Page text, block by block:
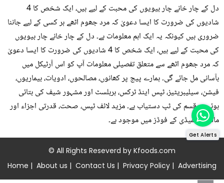
دل کے چار خانے چار بیویوں کی محبت کے لیے ہیں، ایک شخص کا 4
شادیوں کی ضرورت کا ایسا دعویٰ کہ مرد جھوم اٹھے ہر کسی کے لیے جاننا
ضروری ہیں کیونکہ یہ ایک اہم معلومات ہے۔ دل کے چار خانے چار بیویوں
کی محبت کے لیے ہیں، ایک شخص کا 4 شادیوں کی ضرورت کا ایسا دعویٰ
کہ مرد جھوم اٹھے سے متعلق تفصیلی معلومات آپ کو اس آرٹیکل میں
بآسانی مل جائے گی۔ ہمارے پیج پر کھانوں، مصالحوں، ادویات، بیماریوں،
فیشن، سیلیبریٹیز، ٹپس اینڈ ٹرکس، ہربلسٹ اور مشہور شیف کی بتائی
ہوئی ہر قسم کی ٹپ دستیاب ہے۔ مزید لائف ٹپس، صحت، قدرتی اجزاء اور
ماڈرن ریمیڈی کے فوڈز میں موجود ہے۔
© All Rights Reseverd by Kfoods.com
Home | About us | Contact Us | Privacy Policy | Advertising
Get Alerts